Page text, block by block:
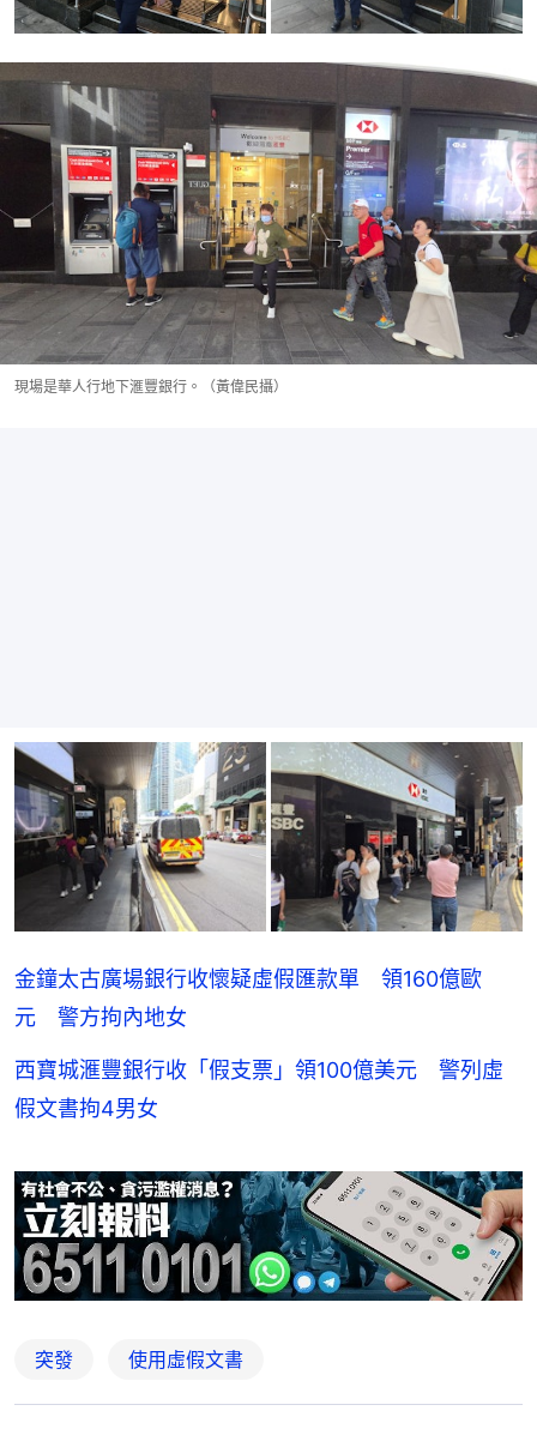
現場是華人行地下滙豐銀行。（黃偉民攝）
金鐘太古廣場銀行收懷疑虛假匯款單 領160億歐
元 警方拘內地女
西寶城滙豐銀行收「假支票」領100億美元 警列虛
假文書拘4男女
突發 使用虛假文書